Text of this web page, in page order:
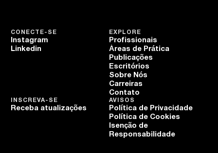
EXPLORE
Profissionais
Áreas de Prática
Publicações
Escritórios
Sobre Nós
Carreiras
Contato
CONECTE-SE
Instagram
Linkedin
AVISOS
Política de Privacidade
Política de Cookies
Isenção de
Responsabilidade
INSCREVA-SE
Receba atualizações